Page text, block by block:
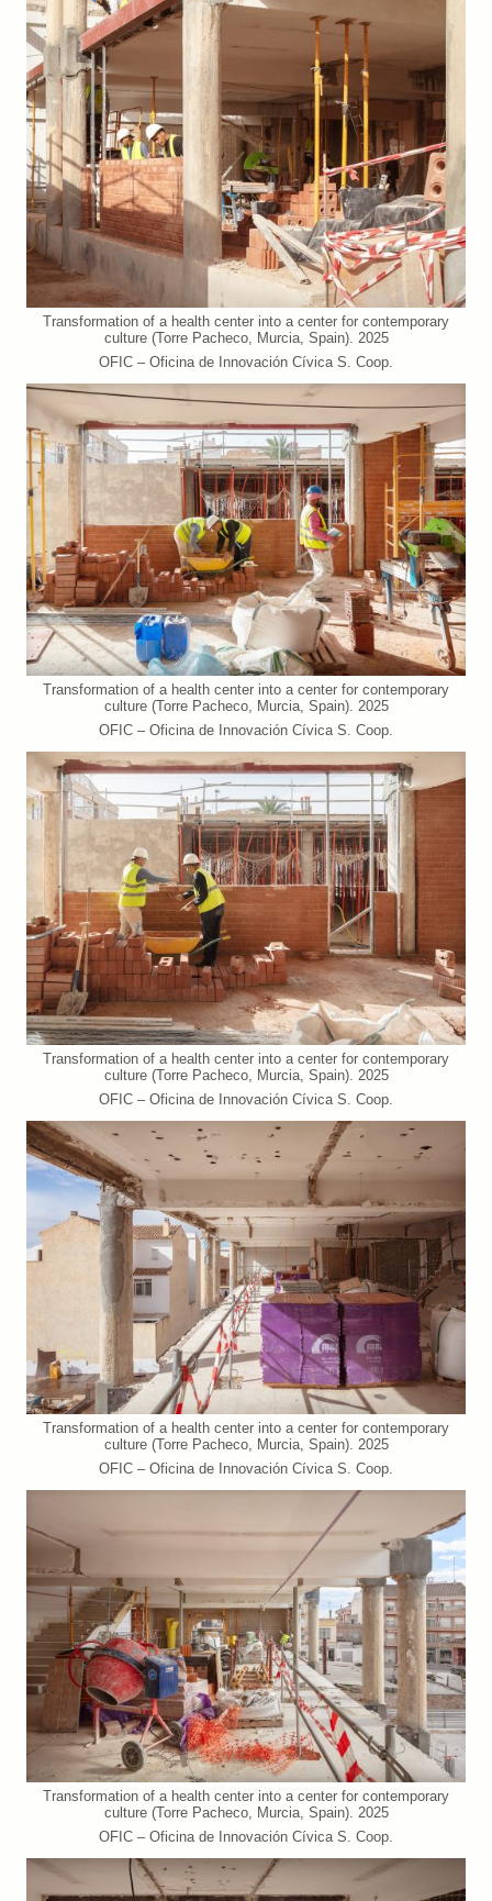
Transformation of a health center into a center for contemporary
culture (Torre Pacheco, Murcia, Spain). 2025
OFIC – Oficina de Innovación Cívica S. Coop.
Transformation of a health center into a center for contemporary
culture (Torre Pacheco, Murcia, Spain). 2025
OFIC – Oficina de Innovación Cívica S. Coop.
Transformation of a health center into a center for contemporary
culture (Torre Pacheco, Murcia, Spain). 2025
OFIC – Oficina de Innovación Cívica S. Coop.
Transformation of a health center into a center for contemporary
culture (Torre Pacheco, Murcia, Spain). 2025
OFIC – Oficina de Innovación Cívica S. Coop.
Transformation of a health center into a center for contemporary
culture (Torre Pacheco, Murcia, Spain). 2025
OFIC – Oficina de Innovación Cívica S. Coop.